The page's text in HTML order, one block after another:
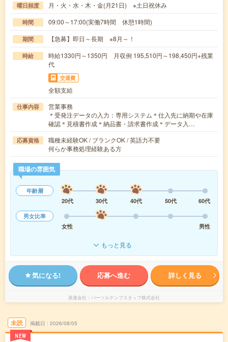
曜日頻度 月・火・水・木・金(月21日) ※土日祝休み
時間 09:00～17:00(実働7時間 休憩1時間)
期間 【急募】即日～長期 ※8月～！
時給
時給1330円～1350円 月収例 195,510円～198,450円+残業
代
交通費
全額支給
仕事内容
営業事務
＊受発注データの入力：専用システム＊仕入先に納期や在庫
確認＊見積書作成＊納品書・請求書作成＊データ入…
応募資格
職種未経験OK / ブランクOK / 英語力不要
何らか事務処理経験ある方
職場の雰囲気
年齢層
20代
30代 40代 50代
60代
男女比率
女性
男性
もっと見る
気になる! 応募へ進む 詳しく見る
派遣会社 パーソルテンプスタッフ株式会社
未読
NEW
掲載日 2026/08/05